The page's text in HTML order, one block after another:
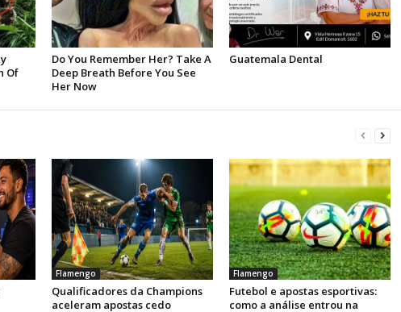
Flamengo
Qualificadores da Champions
aceleram apostas cedo
Flamengo
Futebol e apostas esportivas:
como a análise entrou na